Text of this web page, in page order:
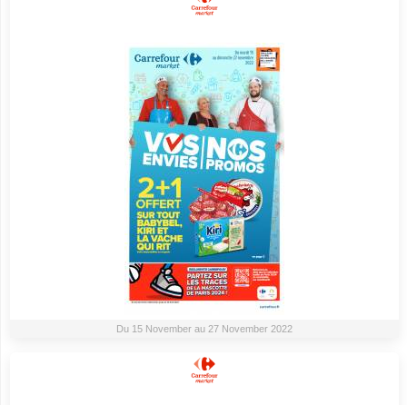
Du 15 November au 27 November 2022